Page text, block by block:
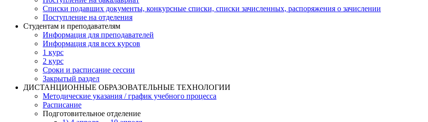
Списки подавших документы, конкурсные списки, списки зачисленных, распоряжения о зачислении
Поступление на отделения
Студентам и преподавателям
Информация для преподавателей
Информация для всех курсов
1 курс
2 курс
Сроки и расписание сессии
Закрытый раздел
ДИСТАНЦИОННЫЕ ОБРАЗОВАТЕЛЬНЫЕ ТЕХНОЛОГИИ
Методические указания / график учебного процесса
Расписание
Подготовительное отделение